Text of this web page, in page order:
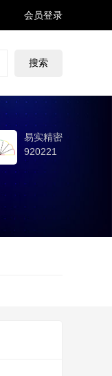
生活号
会员登录
易实精密
920221